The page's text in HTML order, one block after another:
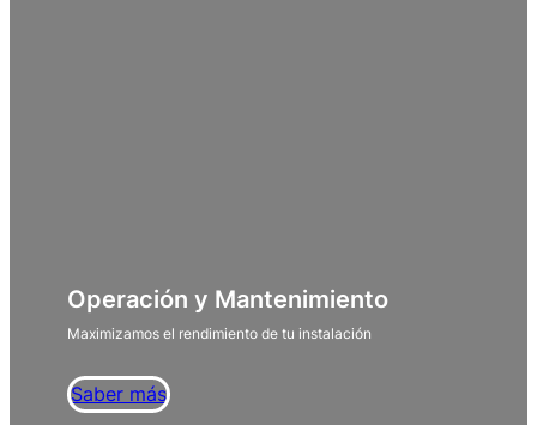
Operación y Mantenimiento
Maximizamos el rendimiento de tu instalación
Saber más